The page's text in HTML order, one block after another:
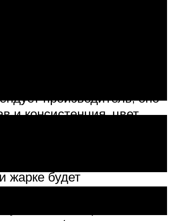
характерным запахом
вредные вещества.
нагревать. В то же
соусов.
производитель, оно
и консистенция, цвет
как шампунь, его
продукта,
жарке будет
Например, если рядом
в жир,